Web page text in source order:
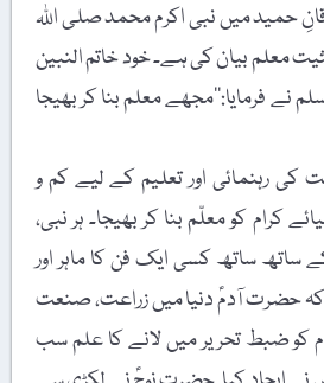
حمید میں نبی اکرم محمد صلی اللہ
معلم بیان کی ہے۔ خود خاتم النبین
نے فرمایا:’’مجھے معلم بنا کر بھیجا
کی رہنمائی اور تعلیم کے لیے کم و
24 ہزار انبیائے کرام کو معلّم بنا کر بھیجا۔ ہر نبی،
ساتھ ساتھ کسی ایک فن کا ماہر اور
کہ حضرت آدمؑ دنیا میں زراعت، صنعت
کو ضبط تحریر میں لانے کا علم سب